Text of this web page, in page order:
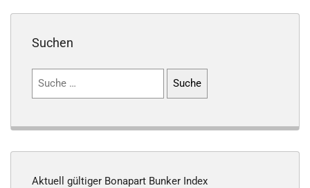
Suchen
Suchen
Aktuell gültiger Bonapart Bunker Index